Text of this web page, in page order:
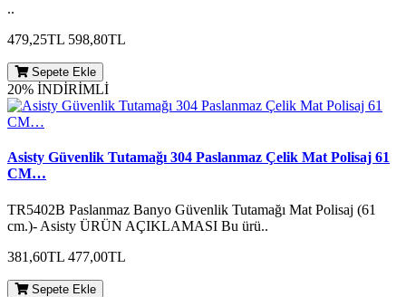
..
479,25TL 598,80TL
Sepete Ekle
20% İNDİRİMLİ
Asisty Güvenlik Tutamağı 304 Paslanmaz Çelik Mat Polisaj 61
CM…
TR5402B Paslanmaz Banyo Güvenlik Tutamağı Mat Polisaj (61
cm.)- Asisty ÜRÜN AÇIKLAMASI Bu ürü..
381,60TL 477,00TL
Sepete Ekle